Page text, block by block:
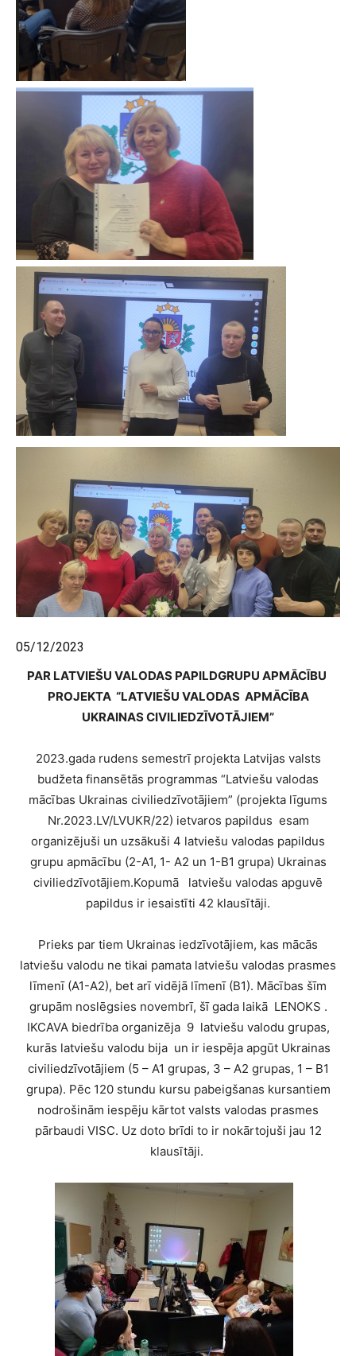
05/12/2023
PAR LATVIEŠU VALODAS PAPILDGRUPU APMĀCĪBU
PROJEKTA “LATVIEŠU VALODAS APMĀCĪBA
UKRAINAS CIVILIEDZĪVOTĀJIEM”
2023.gada rudens semestrī projekta Latvijas valsts
budžeta finansētās programmas “Latviešu valodas
mācības Ukrainas civiliedzīvotājiem” (projekta līgums
Nr.2023.LV/LVUKR/22) ietvaros papildus esam
organizējuši un uzsākuši 4 latviešu valodas papildus
grupu apmācību (2-A1, 1- A2 un 1-B1 grupa) Ukrainas
civiliedzīvotājiem.Kopumā latviešu valodas apguvē
papildus ir iesaistīti 42 klausītāji.
Prieks par tiem Ukrainas iedzīvotājiem, kas mācās
latviešu valodu ne tikai pamata latviešu valodas prasmes
līmenī (A1-A2), bet arī vidējā līmenī (B1). Mācības šīm
grupām noslēgsies novembrī, šī gada laikā LENOKS .
IKCAVA biedrība organizēja 9 latviešu valodu grupas,
kurās latviešu valodu bija un ir iespēja apgūt Ukrainas
civiliedzīvotājiem (5 – A1 grupas, 3 – A2 grupas, 1 – B1
grupa). Pēc 120 stundu kursu pabeigšanas kursantiem
nodrošinām iespēju kārtot valsts valodas prasmes
pārbaudi VISC. Uz doto brīdi to ir nokārtojuši jau 12
klausītāji.